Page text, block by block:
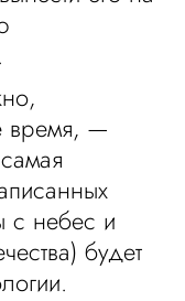
время, —
с небес и
будет